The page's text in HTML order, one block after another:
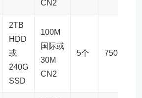
CN2
2TB
HDD
或
240G
SSD
100M
国际或
30M
CN2
5个 750元/月